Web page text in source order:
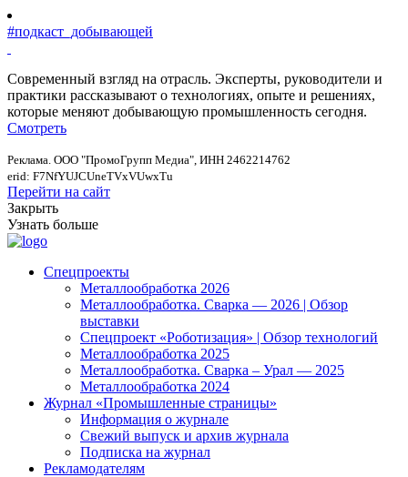
#подкаст_добывающей
Современный взгляд на отрасль. Эксперты, руководители и
практики рассказывают о технологиях, опыте и решениях,
которые меняют добывающую промышленность сегодня.
Смотреть
Реклама. ООО "ПромоГрупп Медиа", ИНН 2462214762
erid: F7NfYUJCUneTVxVUwxTu
Перейти на сайт
Закрыть
Узнать больше
Спецпроекты
Металлообработка 2026
Металлообработка. Сварка — 2026 | Обзор
выставки
Спецпроект «Роботизация» | Обзор технологий
Металлообработка 2025
Металлообработка. Сварка – Урал — 2025
Металлообработка 2024
Журнал «Промышленные страницы»
Информация о журнале
Свежий выпуск и архив журнала
Подписка на журнал
Рекламодателям